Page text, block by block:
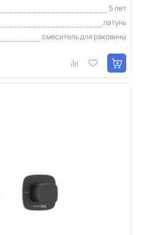
5 лет
латунь
смеситель для раковины